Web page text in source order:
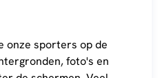
onze sporters op de
foto's en